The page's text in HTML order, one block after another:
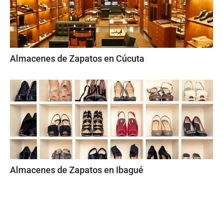
Almacenes de Zapatos en Cúcuta
Almacenes de Zapatos en Ibagué